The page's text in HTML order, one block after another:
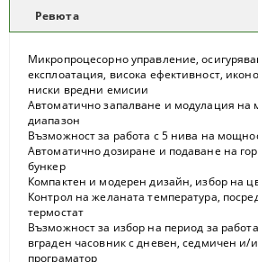
Ревюта
Микропроцесорно управление,
експлоатация, висока ефективност,
ниски вредни емисии
Автоматично запалване и модулация на
диапазон
Възможност за работа с 5 нива на
Автоматично дозиране и подаване на
бункер
Компактен и модерен дизайн, избор на
Контрол на желаната температура,
термостат
Възможност за избор на период за
вграден часовник с дневен, седмичен и/
програматор